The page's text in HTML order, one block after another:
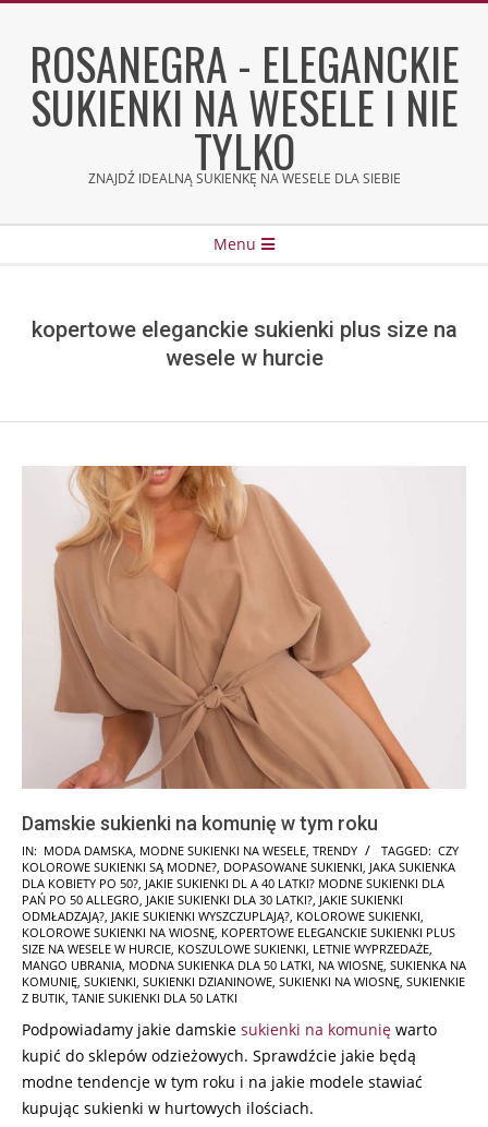
contentROSANEGRA - ELEGANCKIE
SUKIENKI NA WESELE I NIE
TYLKO
ZNAJDŹ IDEALNĄ SUKIENKĘ NA WESELE DLA SIEBIE
Menu
kopertowe eleganckie sukienki plus size na
wesele w hurcie
Damskie sukienki na komunię w tym roku
2024-
04-
03
IN: MODA DAMSKA MODNE SUKIENKI NA WESELE TRENDY TAGGED: CZY
KOLOROWE SUKIENKI SĄ MODNE? DOPASOWANE SUKIENKI JAKA SUKIENKA
DLA KOBIETY PO 50? JAKIE SUKIENKI DL A 40 LATKI? MODNE SUKIENKI DLA
PAŃ PO 50 ALLEGRO JAKIE SUKIENKI DLA 30 LATKI? JAKIE SUKIENKI
ODMŁADZAJĄ? JAKIE SUKIENKI WYSZCZUPLAJĄ? KOLOROWE SUKIENKI
KOLOROWE SUKIENKI NA WIOSNĘ KOPERTOWE ELEGANCKIE SUKIENKI PLUS
SIZE NA WESELE W HURCIE KOSZULOWE SUKIENKI LETNIE WYPRZEDAŻE
MANGO UBRANIA MODNA SUKIENKA DLA 50 LATKI NA WIOSNĘ SUKIENKA NA
KOMUNIĘ SUKIENKI SUKIENKI DZIANINOWE SUKIENKI NA WIOSNĘ SUKIENKIE
Z BUTIK TANIE SUKIENKI DLA 50 LATKI
Podpowiadamy jakie damskie sukienki na komunię warto
kupić do sklepów odzieżowych. Sprawdźcie jakie będą
modne tendencje w tym roku i na jakie modele stawiać
kupując sukienki w hurtowych ilościach.